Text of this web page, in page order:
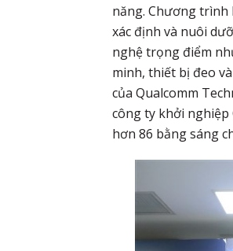
năng. Chương trình
xác định và nuôi
nghệ trọng điểm
minh, thiết bị đeo
của Qualcomm
công ty khởi
hơn 86 bằng sáng